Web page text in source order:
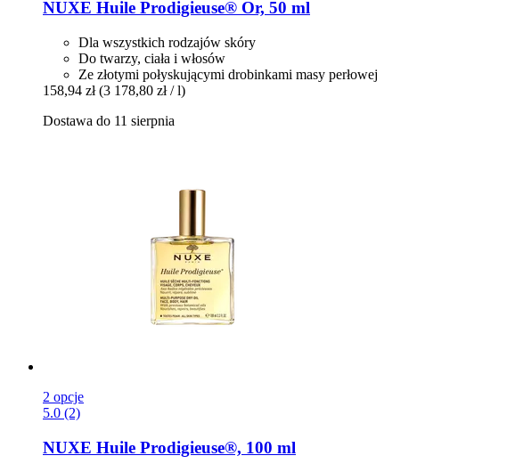
NUXE Huile Prodigieuse® Or, 50 ml
Dla wszystkich rodzajów skóry
Do twarzy, ciała i włosów
Ze złotymi połyskującymi drobinkami masy perłowej
158,94 zł (3 178,80 zł / l)
Dostawa do 11 sierpnia
2 opcje
5.0 (2)
NUXE Huile Prodigieuse®, 100 ml